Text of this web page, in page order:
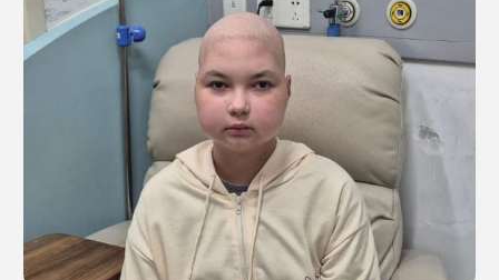
Кому помогли
Получить помощь
Сотрудничество
Контакты